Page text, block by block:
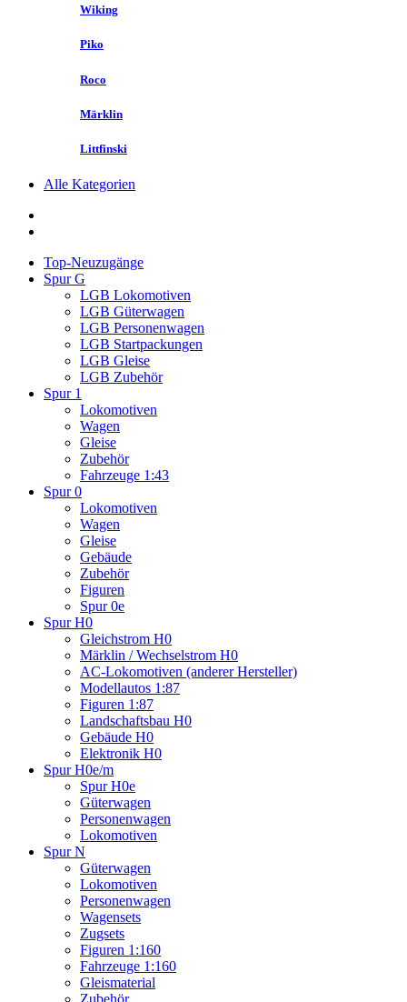
Wiking
Piko
Roco
Märklin
Littfinski
Alle Kategorien
Top-Neuzugänge
Spur G
LGB Lokomotiven
LGB Güterwagen
LGB Personenwagen
LGB Startpackungen
LGB Gleise
LGB Zubehör
Spur 1
Lokomotiven
Wagen
Gleise
Zubehör
Fahrzeuge 1:43
Spur 0
Lokomotiven
Wagen
Gleise
Gebäude
Zubehör
Figuren
Spur 0e
Spur H0
Gleichstrom H0
Märklin / Wechselstrom H0
AC-Lokomotiven (anderer Hersteller)
Modellautos 1:87
Figuren 1:87
Landschaftsbau H0
Gebäude H0
Elektronik H0
Spur H0e/m
Spur H0e
Güterwagen
Personenwagen
Lokomotiven
Spur N
Güterwagen
Lokomotiven
Personenwagen
Wagensets
Zugsets
Figuren 1:160
Fahrzeuge 1:160
Gleismaterial